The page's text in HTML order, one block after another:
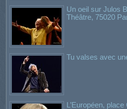
Un oeil sur Julos
Théâtre, 75020
Tu valses avec
L’Européen,